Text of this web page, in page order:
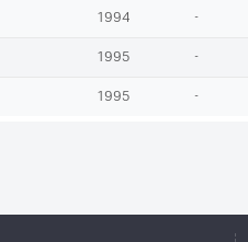
1994 -
1995 -
1995 -